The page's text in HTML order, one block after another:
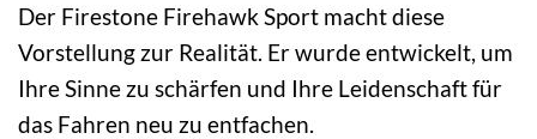
Der Firestone Firehawk Sport macht diese
Vorstellung zur Realität. Er wurde entwickelt, um
Ihre Sinne zu schärfen und Ihre Leidenschaft für
das Fahren neu zu entfachen.